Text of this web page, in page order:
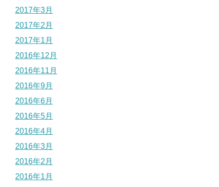
2017年3月
2017年2月
2017年1月
2016年12月
2016年11月
2016年9月
2016年6月
2016年5月
2016年4月
2016年3月
2016年2月
2016年1月